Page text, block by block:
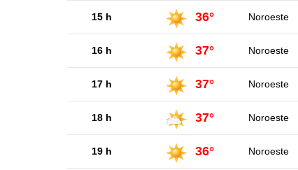
15 h 36° Noroeste
16 h 37° Noroeste
17 h 37° Noroeste
18 h 37° Noroeste
19 h 36° Noroeste